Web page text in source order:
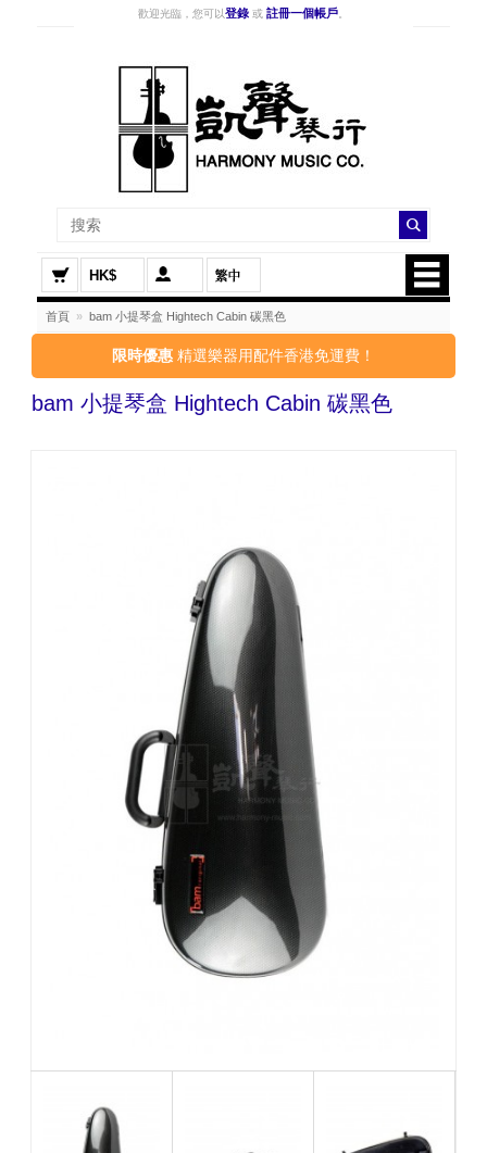
歡迎光臨，您可以登錄 或 註冊一個帳戶
HK$
首頁 » bam 小提琴盒 Hightech Cabin 碳黑色
限時優惠 精選樂器用配件香港免運費！
bam 小提琴盒 Hightech Cabin 碳黑色